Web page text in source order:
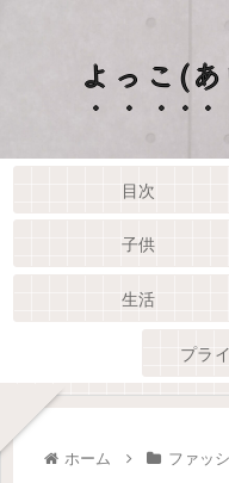
よっこ(
目次
子供
生活
プラ
ホーム ファッ